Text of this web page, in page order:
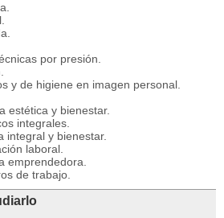
por presión.
y de higiene en imagen personal.
estética y bienestar.
integrales.
integral y bienestar.
laboral.
emprendedora.
de trabajo.